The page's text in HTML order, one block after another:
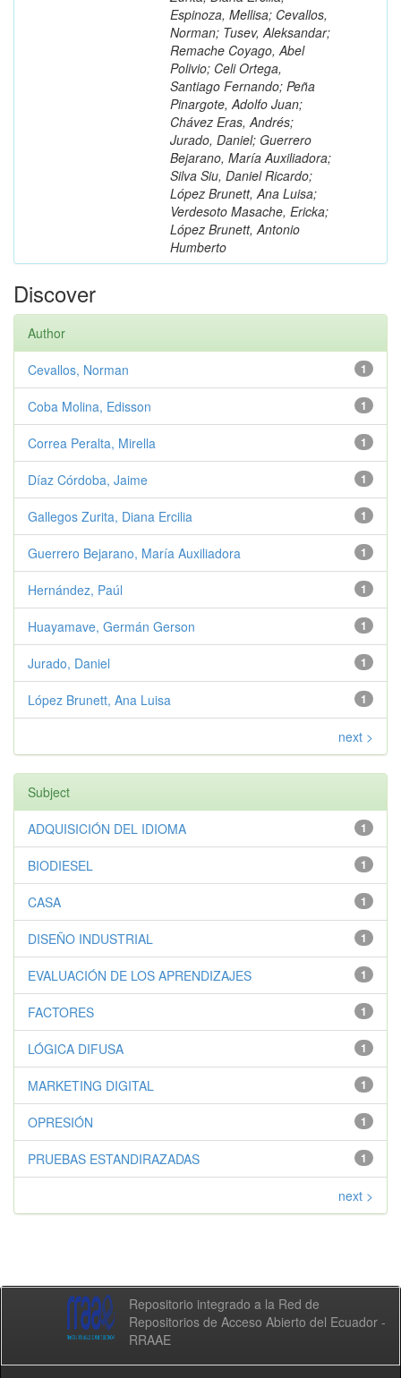
Espinoza, Mellisa; Cevallos,
Norman; Tusev, Aleksandar;
Remache Coyago, Abel
Polivio; Celi Ortega,
Santiago Fernando; Peña
Pinargote, Adolfo Juan;
Chávez Eras, Andrés;
Jurado, Daniel; Guerrero
Bejarano, María Auxiliadora;
Silva Siu, Daniel Ricardo;
López Brunett, Ana Luisa;
Verdesoto Masache, Ericka;
López Brunett, Antonio
Humberto
Discover
Author
1
Cevallos, Norman
1
Coba Molina, Edisson
1
Correa Peralta, Mirella
1
Díaz Córdoba, Jaime
1
Gallegos Zurita, Diana Ercilia
1
Guerrero Bejarano, María Auxiliadora
1
Hernández, Paúl
1
Huayamave, Germán Gerson
1
Jurado, Daniel
1
López Brunett, Ana Luisa
next >
Subject
1
ADQUISICIÓN DEL IDIOMA
1
BIODIESEL
1
CASA
1
DISEÑO INDUSTRIAL
1
EVALUACIÓN DE LOS APRENDIZAJES
1
FACTORES
1
LÓGICA DIFUSA
1
MARKETING DIGITAL
1
OPRESIÓN
1
PRUEBAS ESTANDIRAZADAS
next >
Repositorio integrado a la Red de
Repositorios de Acceso Abierto del Ecuador -
RRAAE